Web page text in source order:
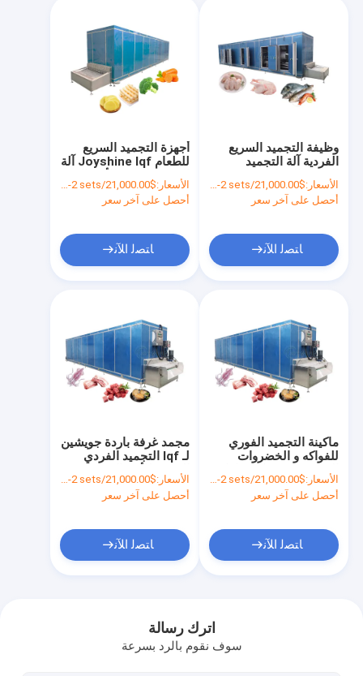
أجهزة التجميد السريع
للطعام Joyshine Iqf آلة
التجميد النفق للأسماك
التجمد السريع
الأسعار:$21,000.00/sets 1-2 sets
أحصل على آخر سعر
ﺎﺘﺼﻟ ﺍﻶﻧ
وظيفة التجميد السريع
الفردية آلة التجميد
السريع للحفاظ على
الطعام
الأسعار:$21,000.00/sets 1-2 sets
أحصل على آخر سعر
ﺎﺘﺼﻟ ﺍﻶﻧ
مجمد غرفة باردة جويشين
لـ Iqf التجميد الفردي
السريع للأسماك
والمأكولات البحرية
الأسعار:$21,000.00/sets 1-2 sets
أحصل على آخر سعر
ﺎﺘﺼﻟ ﺍﻶﻧ
ماكينة التجميد الفوري
للفواكه و الخضروات
المجمدة 2.75 كيلوواط
الأسعار:$21,000.00/sets 1-2 sets
أحصل على آخر سعر
ﺎﺘﺼﻟ ﺍﻶﻧ
اترك رسالة
سوف نقوم بالرد بسرعة